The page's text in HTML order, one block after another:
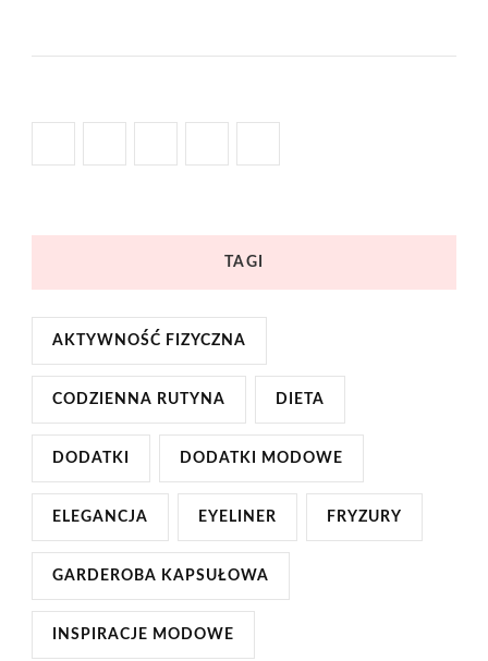
TAGI
AKTYWNOŚĆ FIZYCZNA
CODZIENNA RUTYNA DIETA
DODATKI DODATKI MODOWE
ELEGANCJA EYELINER FRYZURY
GARDEROBA KAPSUŁOWA
INSPIRACJE MODOWE